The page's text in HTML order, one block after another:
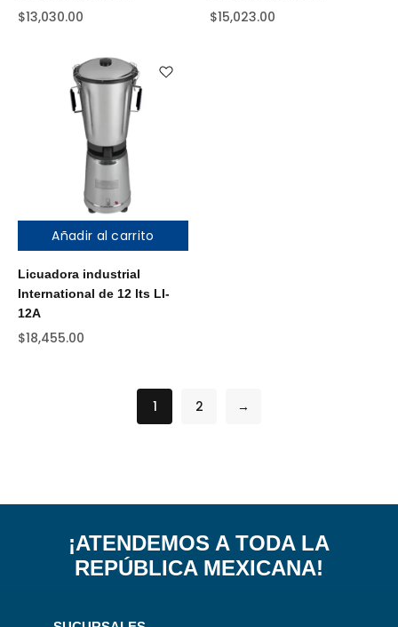
$13,030.00 $15,023.00
Añadir al carrito
Licuadora industrial
International de 12 lts LI-
12A
$18,455.00
1 2 →
¡ATENDEMOS A TODA LA
REPÚBLICA MEXICANA!